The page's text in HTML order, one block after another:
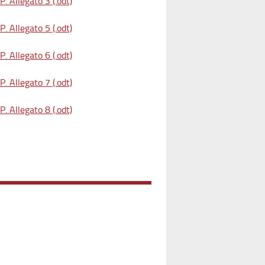
Allegato 5 (.odt)
Allegato 6 (.odt)
Allegato 7 (.odt)
Allegato 8 (.odt)